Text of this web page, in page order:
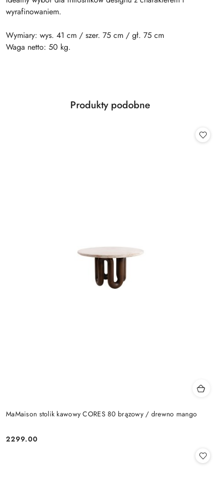
wyrafinowaniem.
Wymiary: wys. 41 cm / szer. 75 cm / gł. 75 cm
Waga netto: 50 kg.
Pomiń karuzelę produktów
Produkty
Produkty podobne
MaMaison stolik kawowy CORES 80 brązowy / drewno mango
Cena:
2299.00